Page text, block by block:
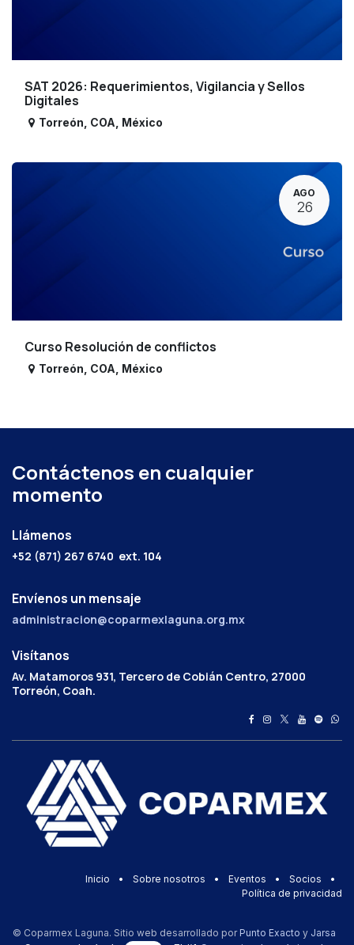
SAT 2026: Requerimientos, Vigilancia y Sellos
Digitales
Torreón COA México
AGO
26
Curso Resolución de conflictos
Torreón COA México
Contáctenos en cualquier
momento
Llámenos
+52 (871) 267 6740 ext. 104
Envíenos un mensaje
administracion@coparmexlaguna.org.mx
Visítanos
Av. Matamoros 931, Tercero de Cobián Centro, 27000
Torreón, Coah.
Inicio • Sobre nosotros • Eventos • Socios
•
Política de privacidad
© Coparmex Laguna. Sitio web desarrollado por Punto Exacto y Jarsa